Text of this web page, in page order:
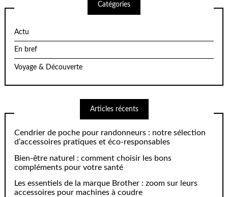
Catégories
Actu
En bref
Voyage & Découverte
Articles récents
Cendrier de poche pour randonneurs : notre sélection
d’accessoires pratiques et éco-responsables
Bien-être naturel : comment choisir les bons
compléments pour votre santé
Les essentiels de la marque Brother : zoom sur leurs
accessoires pour machines à coudre